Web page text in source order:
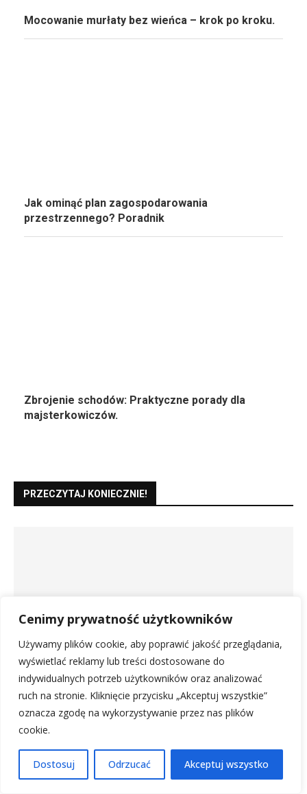
Cenimy prywatność użytkowników
Używamy plików cookie, aby poprawić jakość przeglądania,
wyświetlać reklamy lub treści dostosowane do
indywidualnych potrzeb użytkowników oraz analizować
ruch na stronie. Kliknięcie przycisku „Akceptuj wszystkie”
oznacza zgodę na wykorzystywanie przez nas plików
cookie.
Dostosuj Odrzucać Akceptuj wszystko
Mocowanie murłaty bez wieńca – krok po kroku.
Jak ominąć plan zagospodarowania
przestrzennego? Poradnik
Zbrojenie schodów: Praktyczne porady dla
majsterkowiczów.
PRZECZYTAJ KONIECZNIE!
Podłączenie rolety 5 przewodów – krok po kroku
28 lipca, 2025